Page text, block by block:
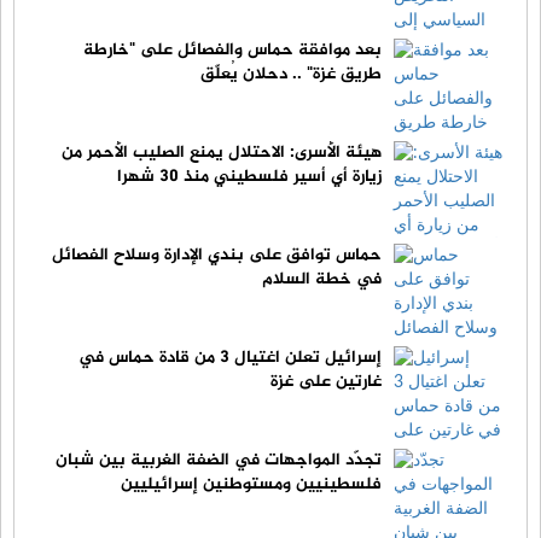
بعد موافقة حماس والفصائل على "خارطة
طريق غزة" .. دحلان يُعلّق
هيئة الأسرى: الاحتلال يمنع الصليب الأحمر من
زيارة أي أسير فلسطيني منذ 30 شهرا
حماس توافق على بندي الإدارة وسلاح الفصائل
في خطة السلام
إسرائيل تعلن اغتيال 3 من قادة حماس في
غارتين على غزة
تجدّد المواجهات في الضفة الغربية بين شبان
فلسطينيين ومستوطنين إسرائيليين